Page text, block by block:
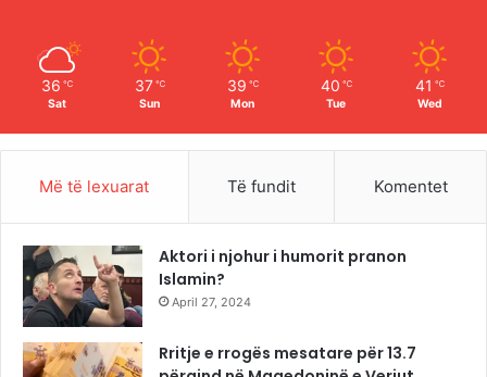
36 ℃
Sat
37 ℃
Sun
39 ℃
Mon
40 ℃
Tue
41 ℃
Wed
Më të lexuarat Të fundit Komentet
Aktori i njohur i humorit pranon
Islamin?
April 27, 2024
Rritje e rrogës mesatare për 13.7